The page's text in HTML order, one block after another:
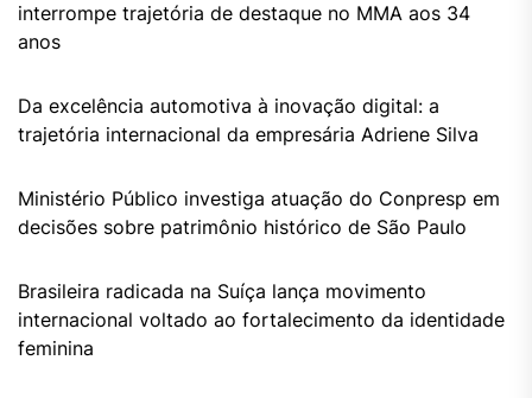
interrompe trajetória de destaque no MMA aos 34
anos
Da excelência automotiva à inovação digital: a
trajetória internacional da empresária Adriene Silva
Ministério Público investiga atuação do Conpresp em
decisões sobre patrimônio histórico de São Paulo
Brasileira radicada na Suíça lança movimento
internacional voltado ao fortalecimento da identidade
feminina